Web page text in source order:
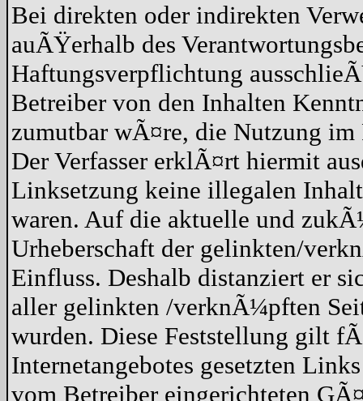
Bei direkten oder indirekten
auÃŸerhalb des
Haftungsverpflichtung
Betreiber von den Inhalten
zumutbar wÃ¤re, die Nutzung
Der Verfasser erklÃ¤rt hiermit
Linksetzung keine illegalen
waren. Auf die aktuelle und
Urheberschaft der gelinkten/
Einfluss. Deshalb distanziert er
aller gelinkten /verknÃ¼pften
wurden. Diese Feststellung gilt
Internetangebotes gesetzten
vom Betreiber eingerichteten